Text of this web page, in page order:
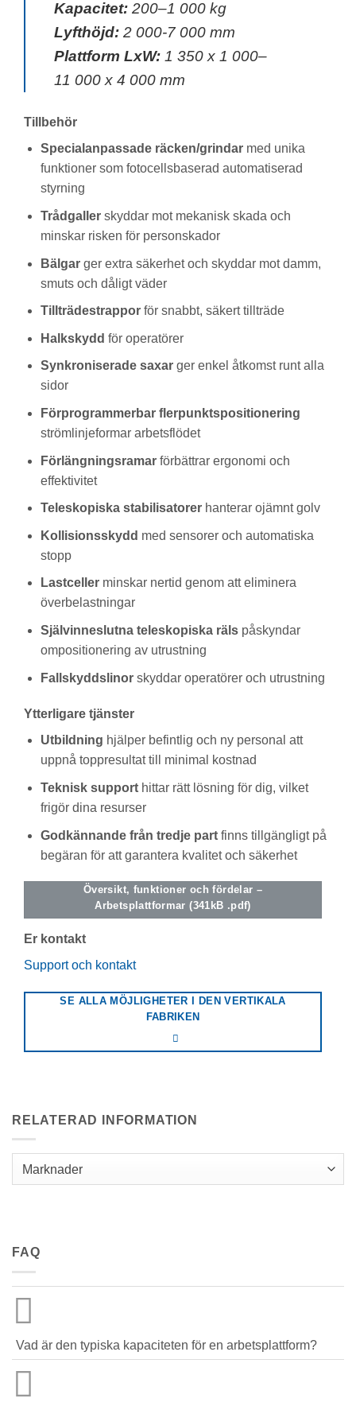
Kapacitet: 200–1 000 kg
Lyfthöjd: 2 000-7 000 mm
Plattform LxW: 1 350 x 1 000–
11 000 x 4 000 mm
Tillbehör
Specialanpassade räcken/grindarmed unika
funktioner som fotocellsbaserad automatiserad
styrning
Trådgallerskyddar mot mekanisk skada och
minskar risken för personskador
Bälgarger extra säkerhet och skyddar mot damm,
smuts och dåligt väder
Tillträdestrapporför snabbt, säkert tillträde
Halkskydd för operatörer
Synkroniserade saxarger enkel åtkomst runt alla
sidor
Förprogrammerbar flerpunktspositionering
strömlinjeformar arbetsflödet
Förlängningsramarförbättrar ergonomi och
effektivitet
Teleskopiska stabilisatorerhanterar ojämnt golv
Kollisionsskydd med sensorer och automatiska
stopp
Lastcellerminskar nertid genom att eliminera
överbelastningar
Självinneslutna teleskopiska rälspåskyndar
ompositionering av utrustning
Fallskyddslinorskyddar operatörer och utrustning
Ytterligare tjänster
Utbildning hjälper befintlig och ny personal att
uppnå toppresultat till minimal kostnad
Teknisk supporthittar rätt lösning för dig, vilket
frigör dina resurser
Godkännande från tredje partfinns tillgängligt på
begäran för att garantera kvalitet och säkerhet
Översikt, funktioner och fördelar –
Arbetsplattformar (341kB .pdf)
Er kontakt
Support och kontakt
SE ALLA MÖJLIGHETER I DEN VERTIKALA
FABRIKEN
RELATERAD INFORMATION
Marknader
FAQ
Vad är den typiska kapaciteten för en arbetsplattform?